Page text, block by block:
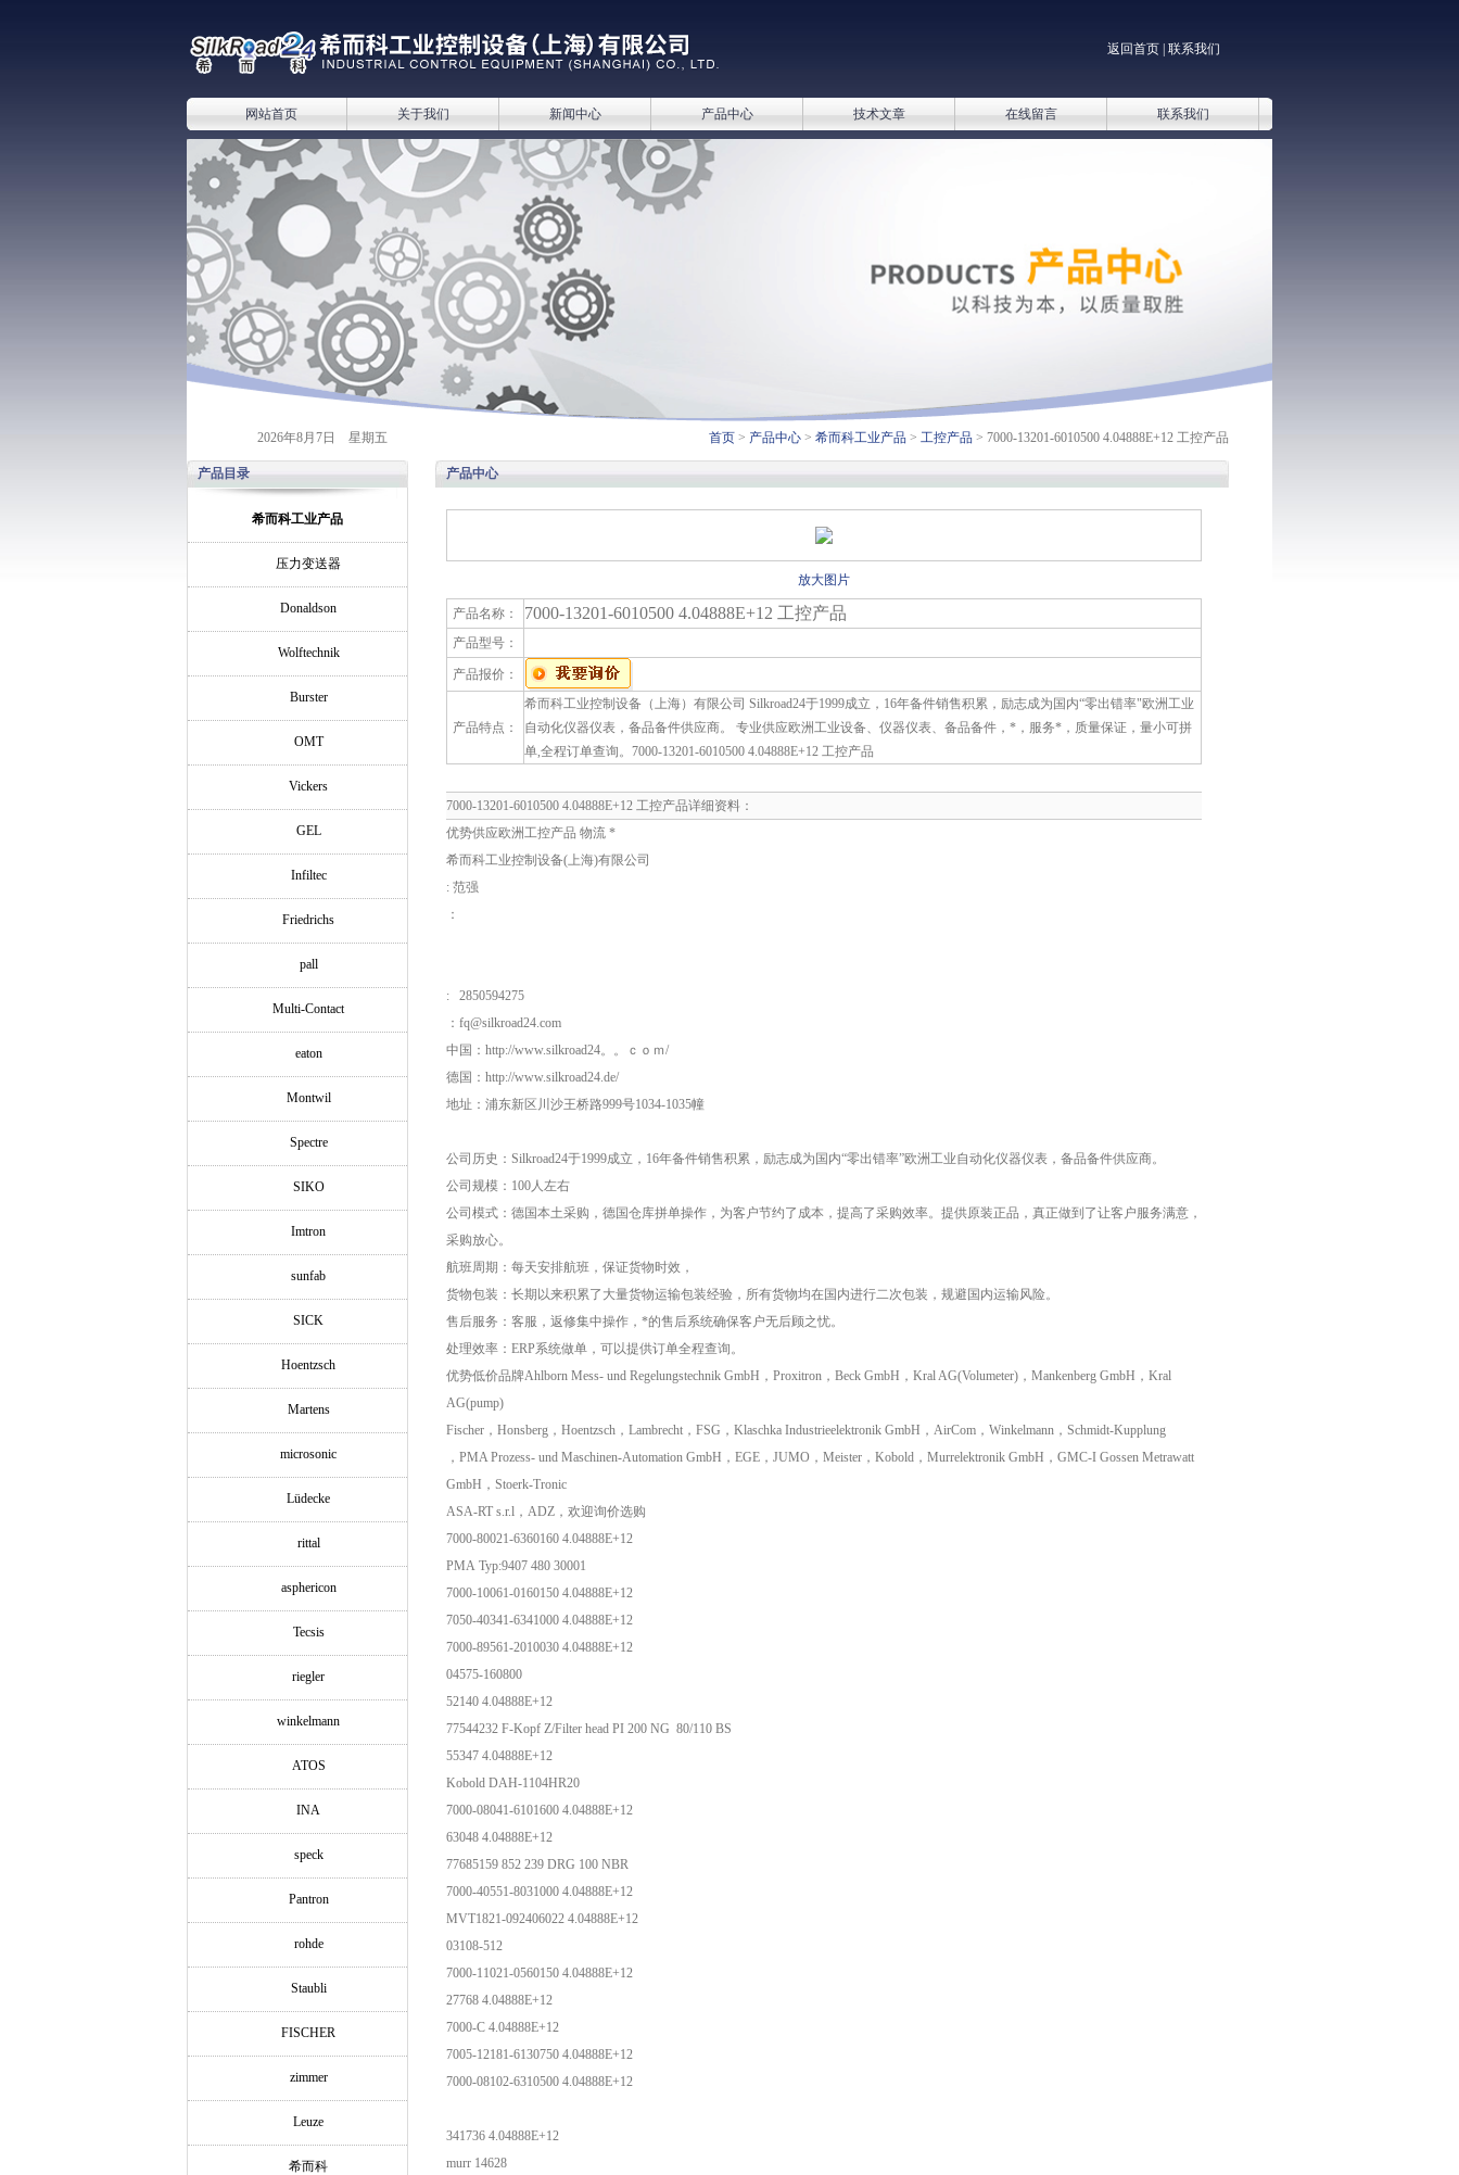
返回首页 联系我们
网站首页 关于我们 新闻中心 产品中心 技术文章 在线留言 联系我们
2026年8月7日 星期五 首页 > 产品中心 > 希而科工业产品 > 工控产品 > 7000-13201-6010500 4.04888E+12 工控产品
产品目录
希而科工业产品
压力变送器
Donaldson
Wolftechnik
Burster
OMT
Vickers
GEL
Infiltec
Friedrichs
pall
Multi-Contact
eaton
Montwil
Spectre
SIKO
Imtron
sunfab
SICK
Hoentzsch
Martens
microsonic
Lüdecke
rittal
asphericon
Tecsis
riegler
winkelmann
ATOS
INA
speck
Pantron
rohde
Staubli
FISCHER
zimmer
Leuze
希而科
产品中心
放大图片
产品名称： 7000-13201-6010500 4.04888E+12 工控产品
产品型号：
产品报价：
产品特点：
希而科工业控制设备（上海）有限公司 Silkroad24于1999成立，16年备件销售积累，励志成为国内“零出错率"欧洲工业
自动化仪器仪表，备品备件供应商。 专业供应欧洲工业设备、仪器仪表、备品备件，*，服务*，质量保证，量小可拼
单,全程订单查询。7000-13201-6010500 4.04888E+12 工控产品
7000-13201-6010500 4.04888E+12 工控产品详细资料：
优势供应欧洲工控产品 物流 *
希而科工业控制设备(上海)有限公司
: 范强
：
: 2850594275
：fq@silkroad24.com
中国：http://www.silkroad24。。ｃｏｍ/
德国：http://www.silkroad24.de/
地址：浦东新区川沙王桥路999号1034-1035幢
公司历史：Silkroad24于1999成立，16年备件销售积累，励志成为国内“零出错率”欧洲工业自动化仪器仪表，备品备件供应商。
公司规模：100人左右
公司模式：德国本土采购，德国仓库拼单操作，为客户节约了成本，提高了采购效率。提供原装正品，真正做到了让客户服务满意，
采购放心。
航班周期：每天安排航班，保证货物时效，
货物包装：长期以来积累了大量货物运输包装经验，所有货物均在国内进行二次包装，规避国内运输风险。
售后服务：客服，返修集中操作，*的售后系统确保客户无后顾之忧。
处理效率：ERP系统做单，可以提供订单全程查询。
优势低价品牌Ahlborn Mess- und Regelungstechnik GmbH，Proxitron，Beck GmbH，Kral AG(Volumeter)，Mankenberg GmbH，Kral
AG(pump)
Fischer，Honsberg，Hoentzsch，Lambrecht，FSG，Klaschka Industrieelektronik GmbH，AirCom，Winkelmann，Schmidt-Kupplung
，PMA Prozess- und Maschinen-Automation GmbH，EGE，JUMO，Meister，Kobold，Murrelektronik GmbH，GMC-I Gossen Metrawatt
GmbH，Stoerk-Tronic
ASA-RT s.r.l，ADZ，欢迎询价选购
7000-80021-6360160 4.04888E+12
PMA Typ:9407 480 30001
7000-10061-0160150 4.04888E+12
7050-40341-6341000 4.04888E+12
7000-89561-2010030 4.04888E+12
04575-160800
52140 4.04888E+12
77544232 F-Kopf Z/Filter head PI 200 NG 80/110 BS
55347 4.04888E+12
Kobold DAH-1104HR20
7000-08041-6101600 4.04888E+12
63048 4.04888E+12
77685159 852 239 DRG 100 NBR
7000-40551-8031000 4.04888E+12
MVT1821-092406022 4.04888E+12
03108-512
7000-11021-0560150 4.04888E+12
27768 4.04888E+12
7000-C 4.04888E+12
7005-12181-6130750 4.04888E+12
7000-08102-6310500 4.04888E+12
341736 4.04888E+12
murr 14628